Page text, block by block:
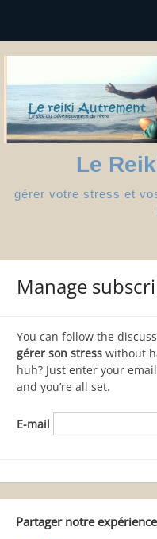
Le
gérer votre stress et
Manage
You can follow the
gérer son stress without
huh? Just enter your
and you’re all set.
E-mail
Partager notre expérience